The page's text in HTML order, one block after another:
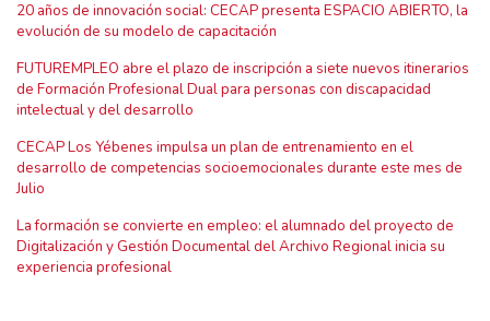
20 años de innovación social: CECAP presenta ESPACIO ABIERTO, la
evolución de su modelo de capacitación
FUTUREMPLEO abre el plazo de inscripción a siete nuevos itinerarios
de Formación Profesional Dual para personas con discapacidad
intelectual y del desarrollo
CECAP Los Yébenes impulsa un plan de entrenamiento en el
desarrollo de competencias socioemocionales durante este mes de
Julio
La formación se convierte en empleo: el alumnado del proyecto de
Digitalización y Gestión Documental del Archivo Regional inicia su
experiencia profesional